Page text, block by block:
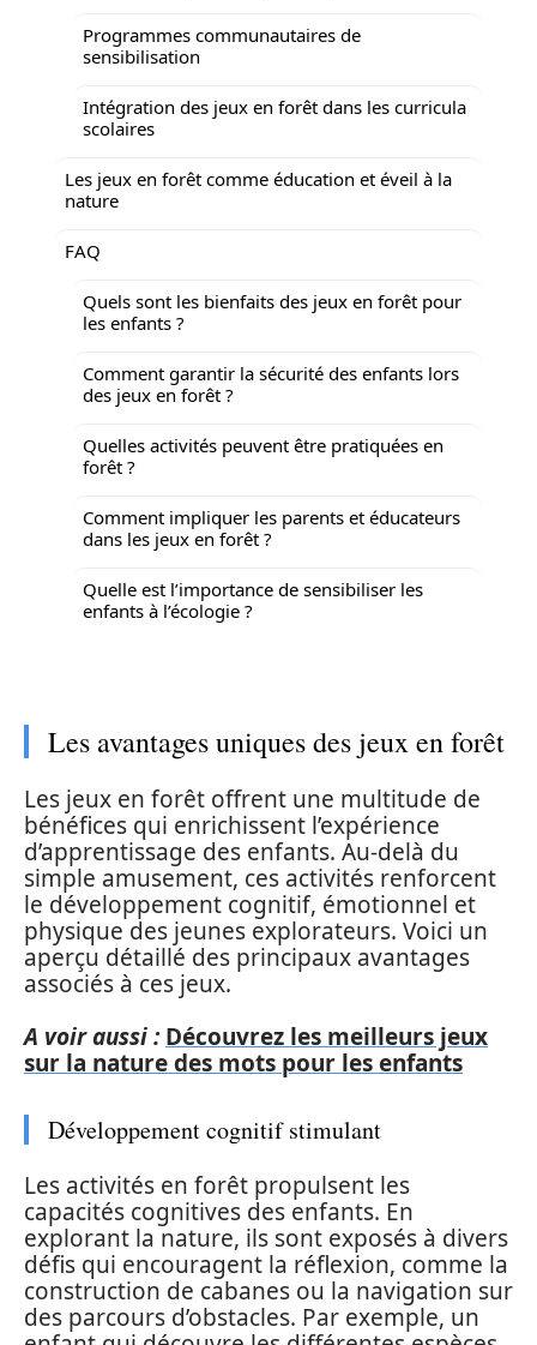
Programmes communautaires de
sensibilisation
Intégration des jeux en forêt dans les curricula
scolaires
Les jeux en forêt comme éducation et éveil à la
nature
FAQ
Quels sont les bienfaits des jeux en forêt pour
les enfants ?
Comment garantir la sécurité des enfants lors
des jeux en forêt ?
Quelles activités peuvent être pratiquées en
forêt ?
Comment impliquer les parents et éducateurs
dans les jeux en forêt ?
Quelle est l’importance de sensibiliser les
enfants à l’écologie ?
Les avantages uniques des jeux en forêt
Les jeux en forêt offrent une multitude de
bénéfices qui enrichissent l’expérience
d’apprentissage des enfants. Au-delà du
simple amusement, ces activités renforcent
le développement cognitif, émotionnel et
physique des jeunes explorateurs. Voici un
aperçu détaillé des principaux avantages
associés à ces jeux.
A voir aussi : Découvrez les meilleurs jeux
sur la nature des mots pour les enfants
Développement cognitif stimulant
Les activités en forêt propulsent les
capacités cognitives des enfants. En
explorant la nature, ils sont exposés à divers
défis qui encouragent la réflexion, comme la
construction de cabanes ou la navigation sur
des parcours d’obstacles. Par exemple, un